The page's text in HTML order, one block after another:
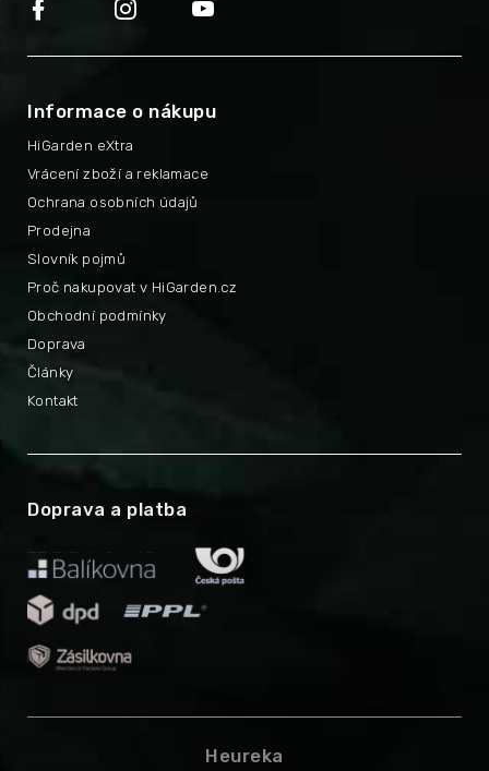
Informace o nákupu
HiGarden eXtra
Proč nakupovat v HiGarden.cz
Vrácení zboží a reklamace
Obchodní podmínky
Ochrana osobních údajů
Doprava
Prodejna
Články
Slovník pojmů
Kontakt
Doprava a platba
Heureka